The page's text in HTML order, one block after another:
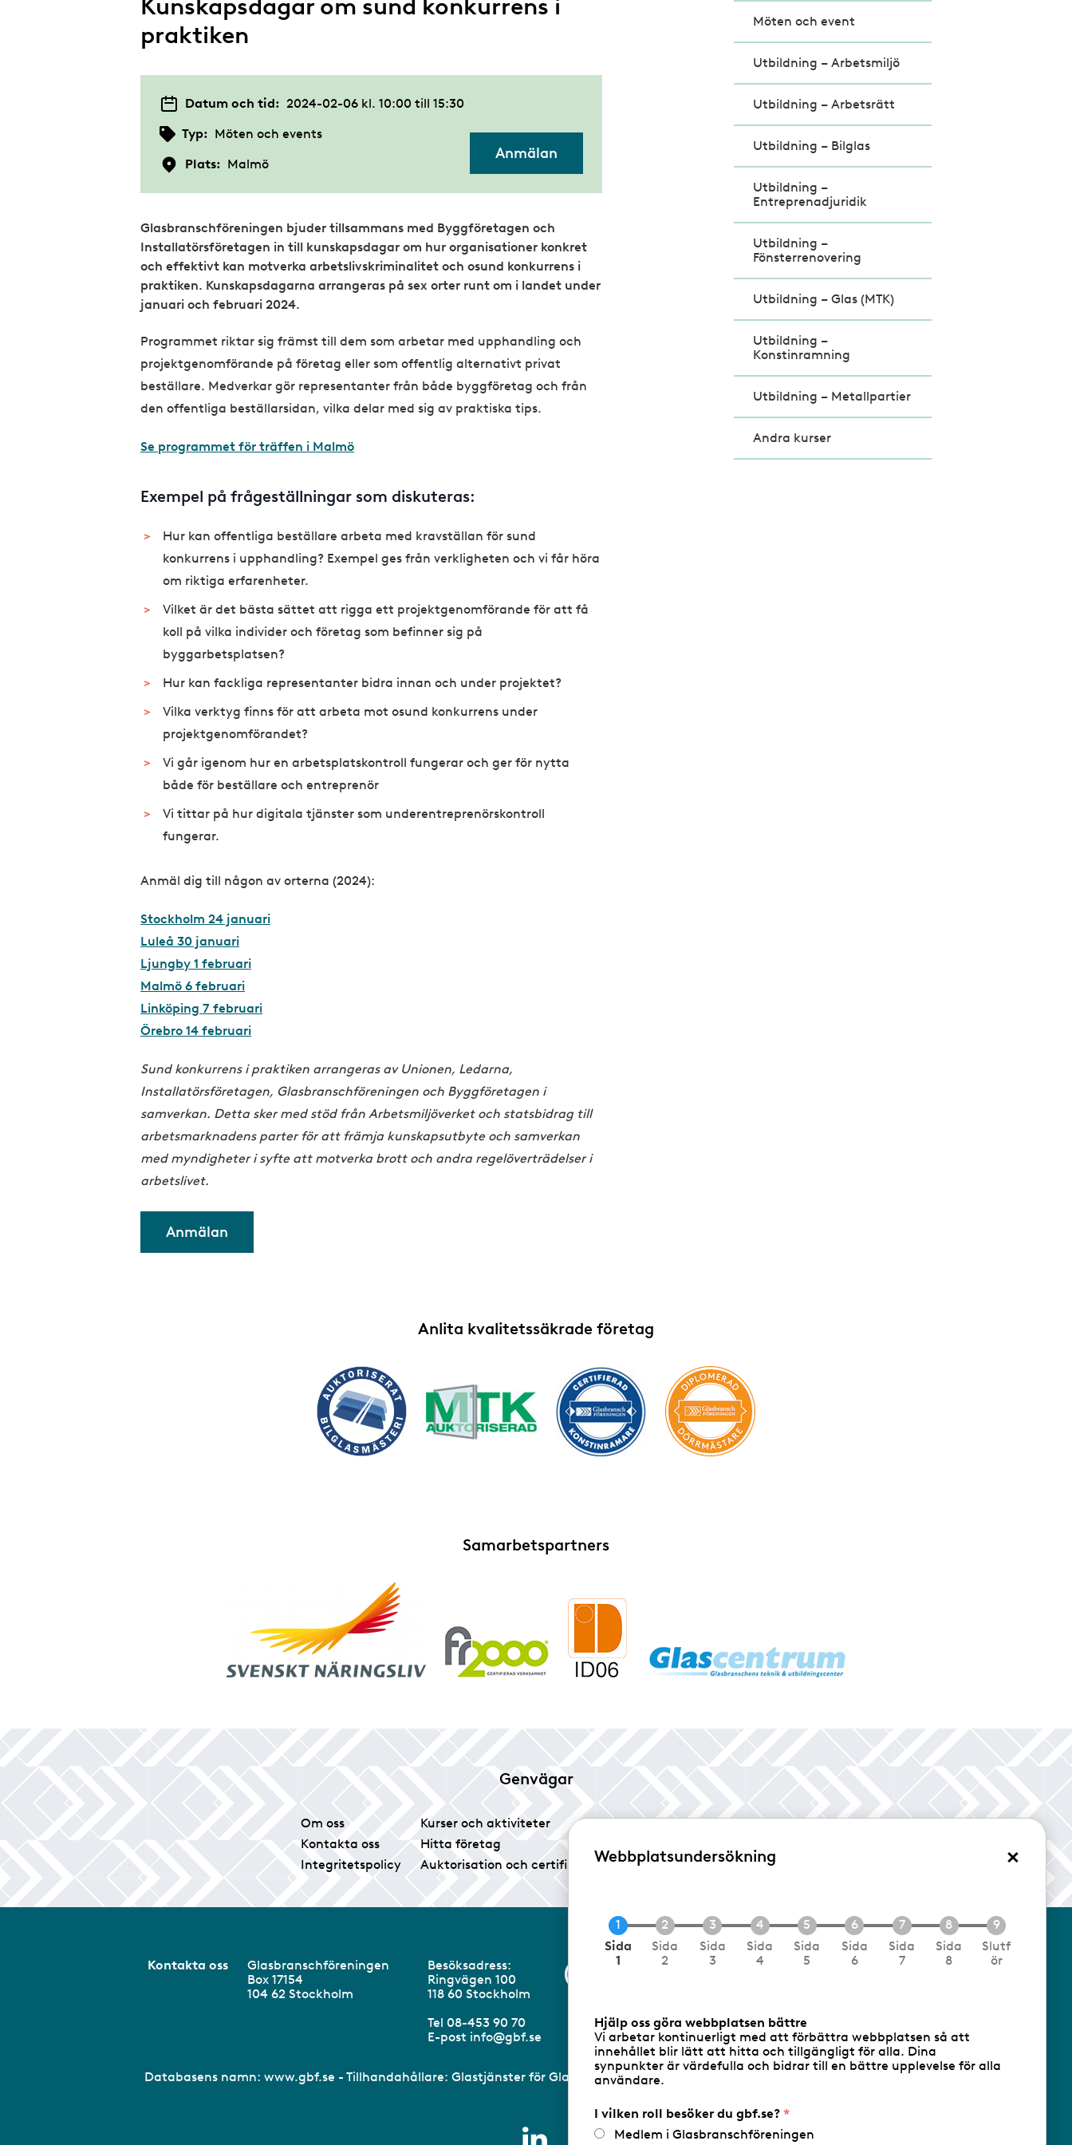
Kunskapsdagar om sund konkurrens i
praktiken
Datum och tid: 2024-02-06 kl. 10:00 till 15:30
Typ: Möten och events
Plats: Malmö
Anmälan
Glasbranschföreningen bjuder tillsammans med Byggföretagen och
Installatörsföretagen in till kunskapsdagar om hur organisationer konkret
och effektivt kan motverka arbetslivskriminalitet och osund konkurrens i
praktiken. Kunskapsdagarna arrangeras på sex orter runt om i landet under
januari och februari 2024.
Programmet riktar sig främst till dem som arbetar med upphandling och
projektgenomförande på företag eller som offentlig alternativt privat
beställare. Medverkar gör representanter från både byggföretag och från
den offentliga beställarsidan, vilka delar med sig av praktiska tips.
Se programmet för träffen i Malmö
Exempel på frågeställningar som diskuteras:
Hur kan offentliga beställare arbeta med kravställan för sund
konkurrens i upphandling? Exempel ges från verkligheten och vi får höra
om riktiga erfarenheter.
Vilket är det bästa sättet att rigga ett projektgenomförande för att få
koll på vilka individer och företag som befinner sig på
byggarbetsplatsen?
Hur kan fackliga representanter bidra innan och under projektet?
Vilka verktyg finns för att arbeta mot osund konkurrens under
projektgenomförandet?
Vi går igenom hur en arbetsplatskontroll fungerar och ger för nytta
både för beställare och entreprenör
Vi tittar på hur digitala tjänster som underentreprenörskontroll
fungerar.
Anmäl dig till någon av orterna (2024):
Stockholm 24 januari
Luleå 30 januari
Ljungby 1 februari
Malmö 6 februari
Linköping 7 februari
Örebro 14 februari
Sund konkurrens i praktiken arrangeras av Unionen, Ledarna,
Installatörsföretagen, Glasbranschföreningen och Byggföretagen i
samverkan. Detta sker med stöd från Arbetsmiljöverket och statsbidrag till
arbetsmarknadens parter för att främja kunskapsutbyte och samverkan
med myndigheter i syfte att motverka brott och andra regelöverträdelser i
arbetslivet.
Anmälan
Möten och event
Utbildning – Arbetsmiljö
Utbildning – Arbetsrätt
Utbildning – Bilglas
Utbildning –
Entreprenadjuridik
Utbildning –
Fönsterrenovering
Utbildning – Glas (MTK)
Utbildning –
Konstinramning
Utbildning – Metallpartier
Andra kurser
Anlita kvalitetssäkrade företag
Samarbetspartners
Genvägar
Om oss
Kontakta oss
Integritetspolicy
Kurser och aktiviteter
Hitta företag
Auktorisation och certifiering
Tidningen Glas
Medlemsservice/Logga in
Kontakta oss
Glasbranschföreningen
Box 17154
104 62 Stockholm
Besöksadress:
Ringvägen 100
118 60 Stockholm
Tel 08-453 90 70
E-post info@gbf.se
Databasens namn: www.gbf.se - Tillhandahållare: Glastjänster för Glasbranschföreningen AB - Ansvarig utgivare: Sofia Wahlgren
Webbplatsundersökning ×
N
a
n
d
e
Sida
1
Sida
2
Sida
3
Sida
4
Sida
5
Sida
6
Sida
7
Sida
8
Slutf
ör
Hjälp oss göra webbplatsen bättre
Vi arbetar kontinuerligt med att förbättra webbplatsen så att
innehållet blir lätt att hitta och tillgängligt för alla. Dina
synpunkter är värdefulla och bidrar till en bättre upplevelse för alla
användare.
I vilken roll besöker du gbf.se?
Medlem i Glasbranschföreningen